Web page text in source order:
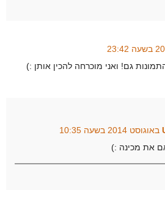
גם! ואני מוכרחה להכין אותן :)
את מכינה :)